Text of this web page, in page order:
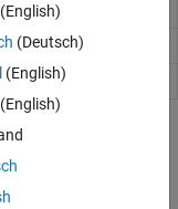
propagation
(Deutsch)
(English)
(English)